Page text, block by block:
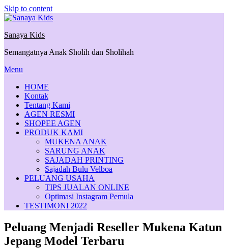
Skip to content
Sanaya Kids
Semangatnya Anak Sholih dan Sholihah
Menu
HOME
Kontak
Tentang Kami
AGEN RESMI
SHOPEE AGEN
PRODUK KAMI
MUKENA ANAK
SARUNG ANAK
SAJADAH PRINTING
Sajadah Bulu Velboa
PELUANG USAHA
TIPS JUALAN ONLINE
Optimasi Instagram Pemula
TESTIMONI 2022
Peluang Menjadi Reseller Mukena Katun
Jepang Model Terbaru